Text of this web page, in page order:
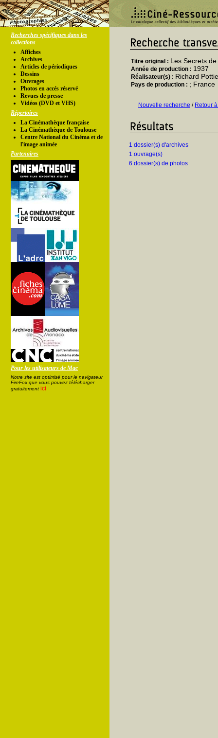
Recherches spécifiques dans les
collections
Affiches
Archives
Articles de périodiques
Dessins
Ouvrages
Photos en accés réservé
Revues de presse
Vidéos (DVD et VHS)
Répertoires
La Cinémathèque française
La Cinémathèque de Toulouse
Centre National du Cinéma et de
l'image animée
Partenaires
Pour les utilisateurs de Mac
Notre site est optimisé pour le navigateur
FireFox que vous pouvez télécharger
gratuitement ici
Titre original : Les Secrets
Année de production : 1937
Réalisateur(s) : Richard
Pays de production : ; France
Nouvelle recherche / Retour
1 dossier(s) d'archives
1 ouvrage(s)
6 dossier(s) de photos